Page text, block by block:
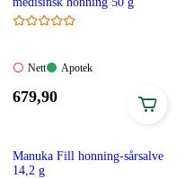
Nett:
tilgjengelig
Nett
Apotek:
Apotek
Pris:
679,90
Manuka Fill honning-sårsalve
14,2 g